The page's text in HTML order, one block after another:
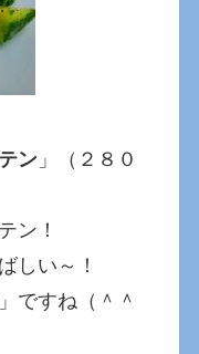
ン 」（２８０
ン！
しい～！
」ですね（＾＾